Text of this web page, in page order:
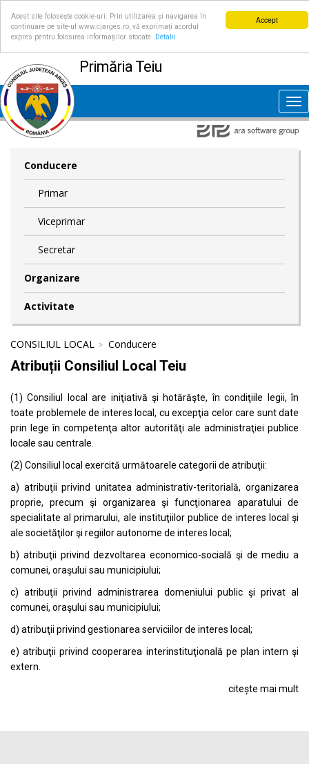
Accept
Acest site folosește cookie-uri. Prin utilizarea și navigarea în
continuare pe site-ul www.cjarges.ro, vă exprimați acordul
expres pentru folosirea informațiilor stocate.
Detalii
Primăria Teiu
Conducere
Primar
Viceprimar
Secretar
Organizare
Activitate
CONSILIUL LOCAL Conducere
Atribuții Consiliul Local Teiu
(1) Consiliul local are iniţiativă şi hotărăşte, în condiţiile legii, în
toate problemele de interes local, cu excepţia celor care sunt date
prin lege în competenţa altor autorităţi ale administraţiei publice
locale sau centrale.
(2) Consiliul local exercită următoarele categorii de atribuţii:
a) atribuţii privind unitatea administrativ-teritorială, organizarea
proprie, precum şi organizarea şi funcţionarea aparatului de
specialitate al primarului, ale instituţiilor publice de interes local şi
ale societăţilor şi regiilor autonome de interes local;
b) atribuţii privind dezvoltarea economico-socială şi de mediu a
comunei, oraşului sau municipiului;
c) atribuţii privind administrarea domeniului public şi privat al
comunei, oraşului sau municipiului;
d) atribuţii privind gestionarea serviciilor de interes local;
e) atribuţii privind cooperarea interinstituţională pe plan intern şi
extern.
citește mai mult